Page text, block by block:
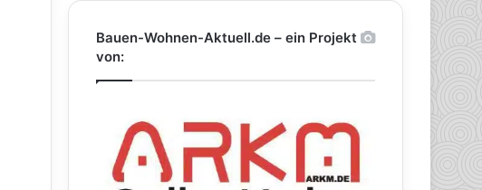
Bauen-Wohnen-Aktuell.de – ein Projekt
von: